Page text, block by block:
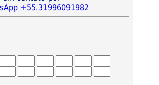
+55.31996091982